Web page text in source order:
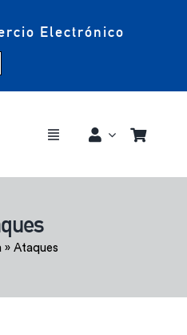
Electrónico
Toggle
» Ataques